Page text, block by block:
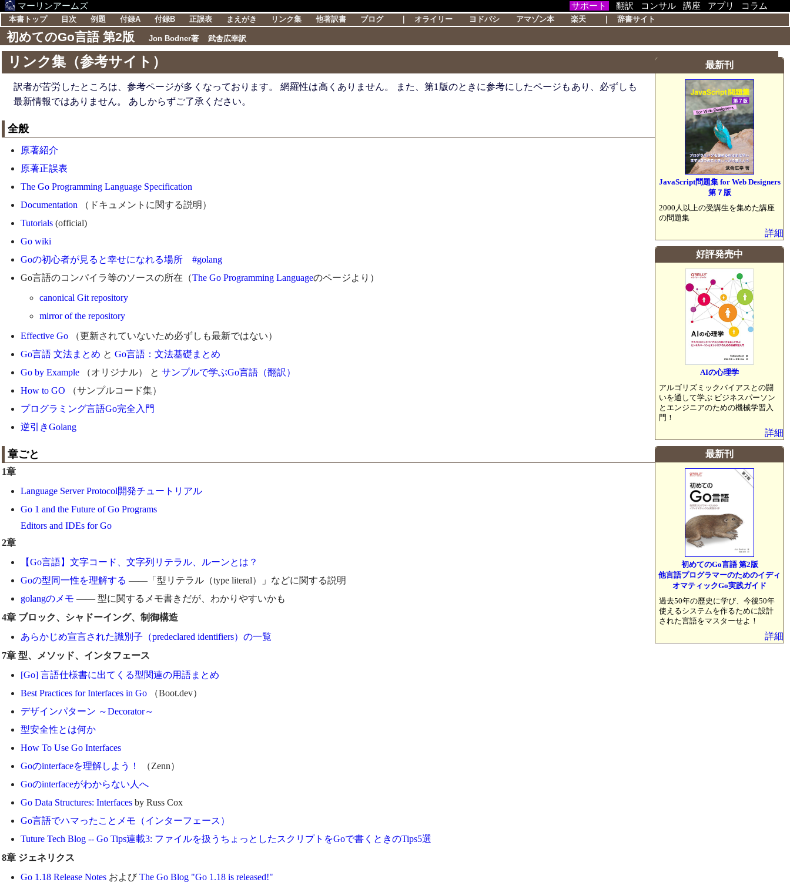
マーリンアームズ サポート 翻訳 コンサル 講座 アプリ コラム
本書トップ 目次 例題 付録A 付録B 正誤表 まえがき リンク集 他著訳書 ブログ オライリー ヨドバシ アマゾン本 楽天 ｜辞書サイト
初めてのGo言語 第2版 Jon Bodner著 武舎広幸訳
最新刊
JavaScript問題集 for Web Designers
第７版
2000人以上の受講生を集めた講座
の問題集
詳細
好評発売中
AIの心理学
アルゴリズミックバイアスとの闘
いを通して学ぶ ビジネスパーソン
とエンジニアのための機械学習入
門！
詳細
最新刊
初めてのGo言語 第2版
他言語プログラマーのためのイディ
オマティックGo実践ガイド
過去50年の歷史に学び、今後50年
使えるシステムを作るために設計
された言語をマスターせよ！
詳細
リンク集（参考サイト）
訳者が苦労したところは、参考ページが多くなっております。 網羅性は高くありません。 また、第1版のときに参考にしたページもあり、必ずしも
最新情報ではありません。 あしからずご了承ください。
全般
原著紹介
原著正誤表
The Go Programming Language Specification
Documentation
（ドキュメントに関する説明）
Tutorials(official)
Go wiki
Goの初心者が見ると幸せになれる場所 #golang
Go言語のコンパイラ等のソースの所在（The Go Programming Languageのページより）
canonical Git repository
mirror of the repository
Effective Go
（更新されていないため必ずしも最新ではない）
Go言語 文法まとめ とGo言語：文法基礎まとめ
Go by Example
（オリジナル） とサンプルで学ぶGo言語（翻訳）
How to GO
（サンプルコード集）
プログラミング言語Go完全入門
逆引きGolang
章ごと
1章
Language Server Protocol開発チュートリアル
Go 1 and the Future of Go Programs
Editors and IDEs for Go
2章
【Go言語】文字コード、文字列リテラル、ルーンとは？
Goの型同一性を理解する——「型リテラル（type literal）」などに関する説明
golangのメモ—— 型に関するメモ書きだが、わかりやすいかも
4章 ブロック、シャドーイング、制御構造
あらかじめ宣言された識別子（predeclared identifiers）の一覧
7章 型、メソッド、インタフェース
[Go] 言語仕様書に出てくる型関連の用語まとめ
Best Practices for Interfaces in Go
（Boot.dev）
デザインパターン ～Decorator～
型安全性とは何か
How To Use Go Interfaces
Goのinterfaceを理解しよう！
（Zenn）
Goのinterfaceがわからない人へ
Go Data Structures: Interfaces by Russ Cox
Go言語でハマったことメモ（インターフェース）
Tuture Tech Blog -- Go Tips連載3: ファイルを扱うちょっとしたスクリプトをGoで書くときのTips5選
8章 ジェネリクス
Go 1.18 Release Notes およびThe Go Blog "Go 1.18 is released!"